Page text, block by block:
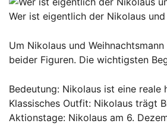
Wer ist eigentlich der Nikolaus
Um Nikolaus und
beider Figuren. Die wichtigsten
Bedeutung: Nikolaus ist eine reale
Klassisches Outfit: Nikolaus trägt
Aktionstage: Nikolaus am 6.